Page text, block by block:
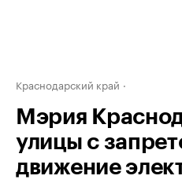
Краснодарский край
Мэрия
улицы с
движение